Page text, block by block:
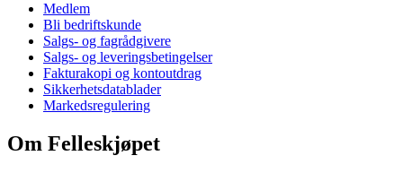
Medlem
Bli bedriftskunde
Salgs- og fagrådgivere
Salgs- og leveringsbetingelser
Fakturakopi og kontoutdrag
Sikkerhetsdatablader
Markedsregulering
Om Felleskjøpet